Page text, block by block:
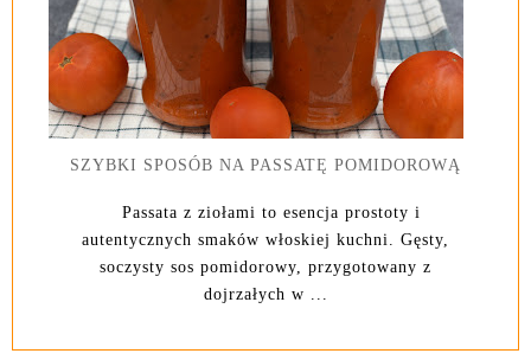
SZYBKI SPOSÓB NA PASSATĘ POMIDOROWĄ
Passata z ziołami to esencja prostoty i
autentycznych smaków włoskiej kuchni. Gęsty,
soczysty sos pomidorowy, przygotowany z
dojrzałych w ...